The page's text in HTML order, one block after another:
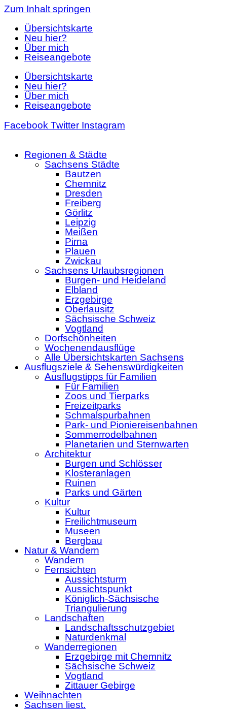
Zum Inhalt springen
Übersichtskarte
Neu hier?
Über mich
Reiseangebote
Übersichtskarte
Neu hier?
Über mich
Reiseangebote
Facebook Twitter Instagram
Regionen & Städte
Sachsens Städte
Bautzen
Chemnitz
Dresden
Freiberg
Görlitz
Leipzig
Meißen
Pirna
Plauen
Zwickau
Sachsens Urlaubsregionen
Burgen- und Heideland
Elbland
Erzgebirge
Oberlausitz
Sächsische Schweiz
Vogtland
Dorfschönheiten
Wochenendausflüge
Alle Übersichtskarten Sachsens
Ausflugsziele & Sehenswürdigkeiten
Ausflugstipps für Familien
Für Familien
Zoos und Tierparks
Freizeitparks
Schmalspurbahnen
Park- und Pioniereisenbahnen
Sommerrodelbahnen
Planetarien und Sternwarten
Architektur
Burgen und Schlösser
Klosteranlagen
Ruinen
Parks und Gärten
Kultur
Kultur
Freilichtmuseum
Museen
Bergbau
Natur & Wandern
Wandern
Fernsichten
Aussichtsturm
Aussichtspunkt
Königlich-Sächsische
Triangulierung
Landschaften
Landschaftsschutzgebiet
Naturdenkmal
Wanderregionen
Erzgebirge mit Chemnitz
Sächsische Schweiz
Vogtland
Zittauer Gebirge
Weihnachten
Sachsen liest.